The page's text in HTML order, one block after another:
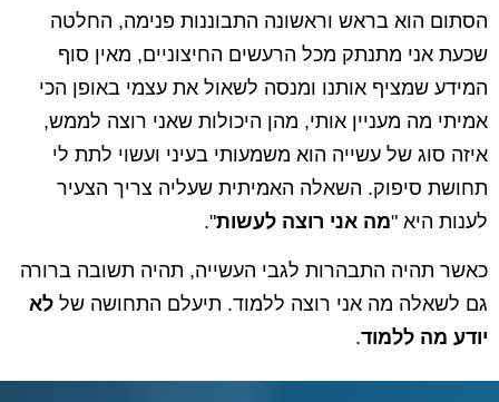
הסתום הוא בראש וראשונה התבוננות פנימה, החלטה
שכעת אני מתנתק מכל הרעשים החיצוניים, מאין סוף
המידע שמציף אותנו ומנסה לשאול את עצמי באופן הכי
אמיתי מה מעניין אותי, מהן היכולות שאני רוצה לממש,
איזה סוג של עשייה הוא משמעותי בעיני ועשוי לתת לי
תחושת סיפוק. השאלה האמיתית שעליה צריך הצעיר
לענות היא "מה אני רוצה לעשות".
כאשר תהיה התבהרות לגבי העשייה, תהיה תשובה ברורה
גם לשאלה מה אני רוצה ללמוד. תיעלם התחושה של לא
יודע מה ללמוד.